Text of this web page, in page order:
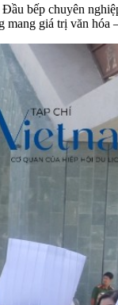
bếp chuyên
giá trị văn hóa